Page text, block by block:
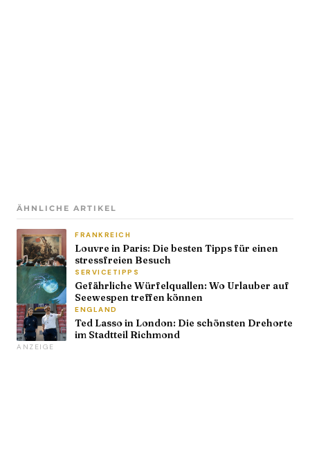
ÄHNLICHE ARTIKEL
FRANKREICH
Louvre in Paris: Die besten Tipps für einen
stressfreien Besuch
SERVICETIPPS
Gefährliche Würfelquallen: Wo Urlauber auf
Seewespen treffen können
ENGLAND
Ted Lasso in London: Die schönsten Drehorte
im Stadtteil Richmond
ANZEIGE